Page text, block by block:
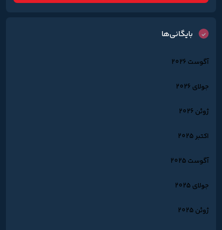
بایگانی‌ها
آگوست 2026
جولای 2026
ژوئن 2026
اکتبر 2025
آگوست 2025
جولای 2025
ژوئن 2025